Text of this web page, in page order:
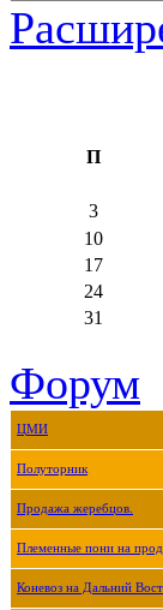
П
3
10
17
24
31
Форум
ЦМИ
Полуторник
Продажа жеребцов.
Племенные пони на
Коневоз на Дальний